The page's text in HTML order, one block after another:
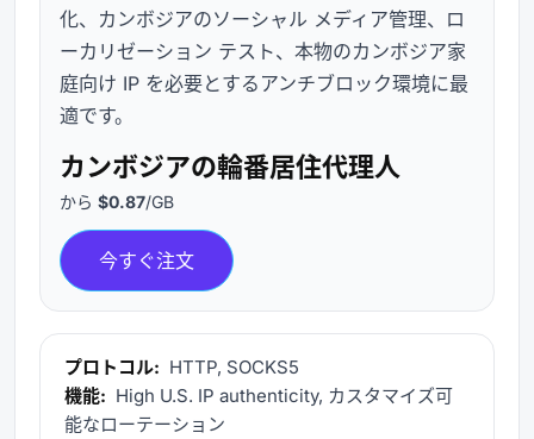
化、カンボジアのソーシャル メディア管理、ロ
ーカリゼーション テスト、本物のカンボジア家
庭向け IP を必要とするアンチブロック環境に最
適です。
カンボジアの輪番居住代理人
から $0.87/GB
今すぐ注文
プロトコル: HTTP, SOCKS5
機能: High U.S. IP authenticity, カスタマイズ可
能なローテーション